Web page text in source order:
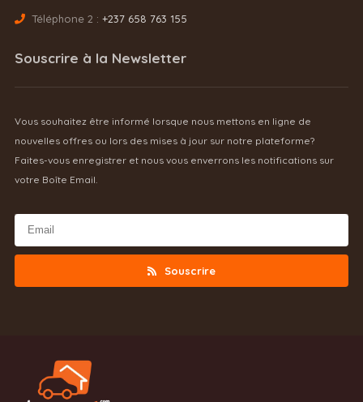
Téléphone 2 : +237 658 763 155
Souscrire à la Newsletter
Vous souhaitez être informé lorsque nous mettons en ligne de
nouvelles offres ou lors des mises à jour sur notre plateforme?
Faites-vous enregistrer et nous vous enverrons les notifications sur
votre Boîte Email.
Souscrire